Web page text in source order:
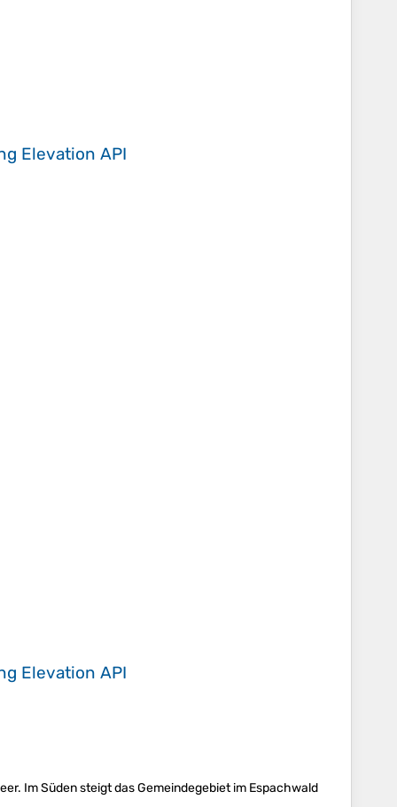
Elevation API
Elevation API
Im Süden steigt das Gemeindegebiet im Espachwald